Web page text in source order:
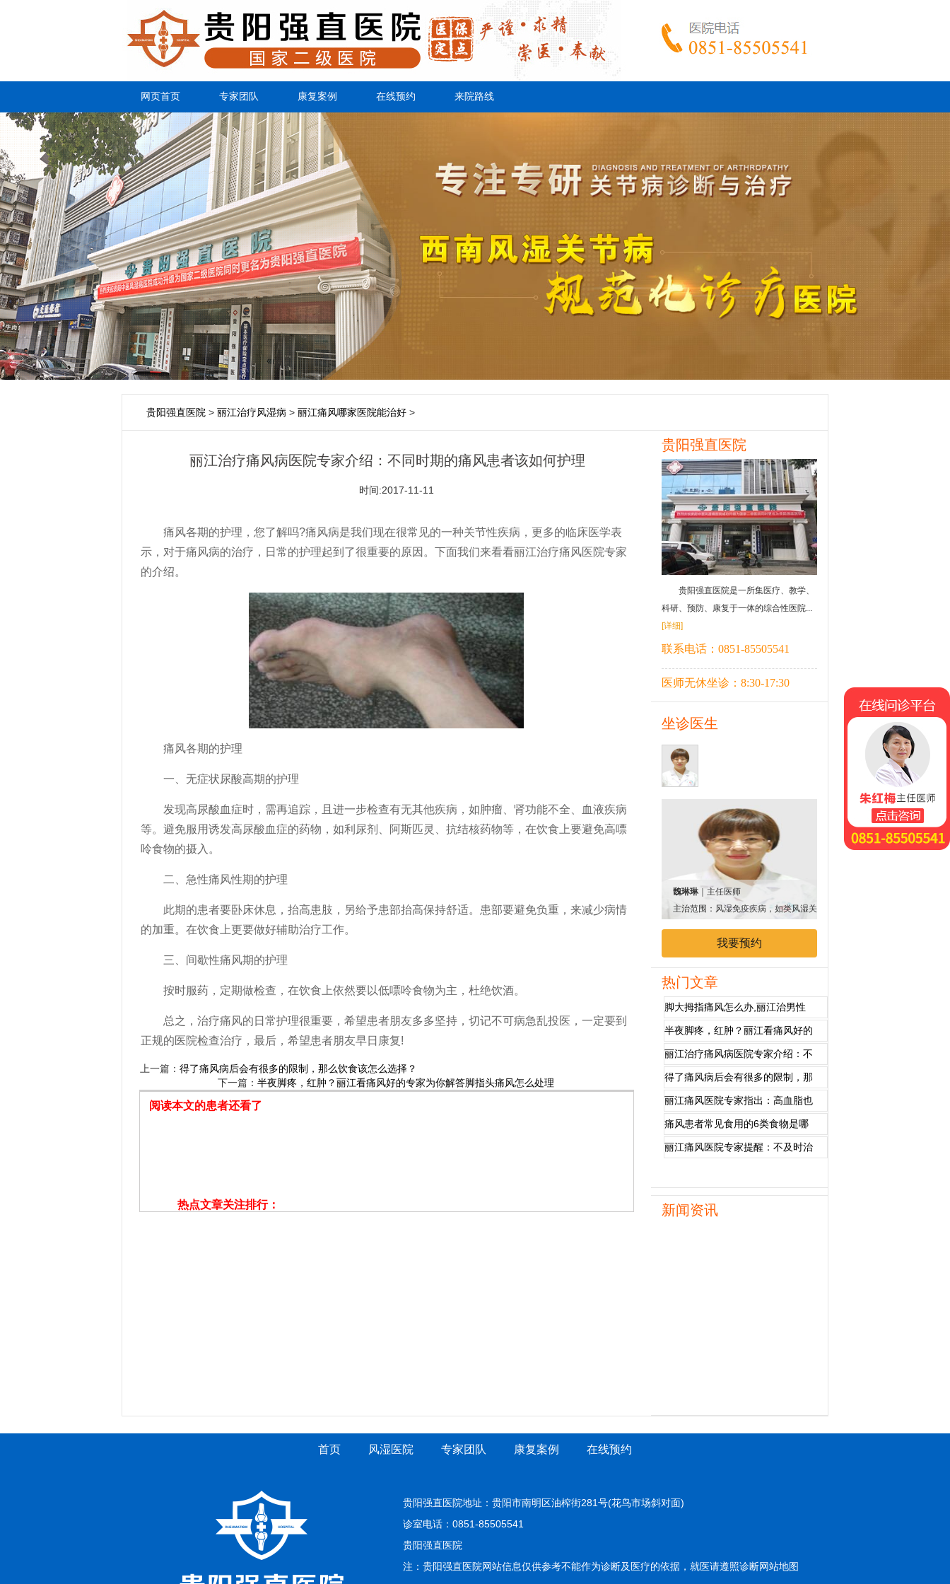
网页首页 专家团队 康复案例 在线预约 来院路线
贵阳强直医院 > 丽江治疗风湿病 > 丽江痛风哪家医院能治好 >
丽江治疗痛风病医院专家介绍：不同时期的痛风患者该如何护理
时间:2017-11-11
痛风各期的护理，您了解吗?痛风病是我们现在很常见的一种关节性疾病，更多的临床医学表
示，对于痛风病的治疗，日常的护理起到了很重要的原因。下面我们来看看丽江治疗痛风医院专家
的介绍。
痛风各期的护理
一、无症状尿酸高期的护理
发现高尿酸血症时，需再追踪，且进一步检查有无其他疾病，如肿瘤、肾功能不全、血液疾病
等。避免服用诱发高尿酸血症的药物，如利尿剂、阿斯匹灵、抗结核药物等，在饮食上要避免高嘌
呤食物的摄入。
二、急性痛风性期的护理
此期的患者要卧床休息，抬高患肢，另给予患部抬高保持舒适。患部要避免负重，来减少病情
的加重。在饮食上更要做好辅助治疗工作。
三、间歇性痛风期的护理
按时服药，定期做检查，在饮食上依然要以低嘌呤食物为主，杜绝饮酒。
总之，治疗痛风的日常护理很重要，希望患者朋友多多坚持，切记不可病急乱投医，一定要到
正规的医院检查治疗，最后，希望患者朋友早日康复!
上一篇： 得了痛风病后会有很多的限制，那么饮食该怎么选择？
下一篇： 半夜脚疼，红肿？丽江看痛风好的专家为你解答脚指头痛风怎么处理
阅读本文的患者还看了
热点文章关注排行：
贵阳强直医院
贵阳强直医院是一所集医疗、教学、
科研、预防、康复于一体的综合性医院...
[详细]
联系电话：0851-85505541
医师无休坐诊：8:30-17:30
坐诊医生
魏琳琳 ｜主任医师
主治范围：风湿免疫疾病，如类风湿关节
我要预约
热门文章
脚大拇指痛风怎么办,丽江治男性
半夜脚疼，红肿？丽江看痛风好的
丽江治疗痛风病医院专家介绍：不
得了痛风病后会有很多的限制，那
丽江痛风医院专家指出：高血脂也
痛风患者常见食用的6类食物是哪
丽江痛风医院专家提醒：不及时治
新闻资讯
首页 风湿医院 专家团队 康复案例 在线预约
贵阳强直医院地址：贵阳市南明区油榨街281号(花鸟市场斜对面)
诊室电话：0851-85505541
贵阳强直医院
注：贵阳强直医院网站信息仅供参考不能作为诊断及医疗的依据，就医请遵照诊断网站地图
在线问诊平台